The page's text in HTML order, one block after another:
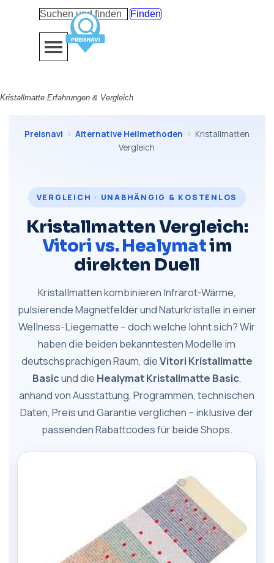
Finden
Menü überspringen
Kristallmatte Erfahrungen & Vergleich
Preisnavi › Alternative Heilmethoden › Kristallmatten
Vergleich
VERGLEICH · UNABHÄNGIG & KOSTENLOS
Kristallmatten Vergleich:
Vitori vs. Healymatim
direkten Duell
Kristallmatten kombinieren Infrarot-Wärme,
pulsierende Magnetfelder und Naturkristalle in einer
Wellness-Liegematte – doch welche lohnt sich? Wir
haben die beiden bekanntesten Modelle im
deutschsprachigen Raum, dieVitori Kristallmatte
Basicund die Healymat Kristallmatte Basic,
anhand von Ausstattung, Programmen, technischen
Daten, Preis und Garantie verglichen – inklusive der
passenden Rabattcodes für beide Shops.